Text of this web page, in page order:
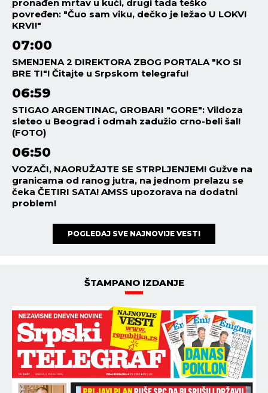
pronađen mrtav u kući, drugi tada teško
povređen: "Čuo sam viku, dečko je ležao U LOKVI
KRVI!"
07:00
SMENJENA 2 DIREKTORA ZBOG PORTALA "KO SI
BRE TI"! Čitajte u Srpskom telegrafu!
06:59
STIGAO ARGENTINAC, GROBARI "GORE": Vildoza
sleteo u Beograd i odmah zadužio crno-beli šal!
(FOTO)
06:50
VOZAČI, NAORUŽAJTE SE STRPLJENJEM! Gužve na
granicama od ranog jutra, na jednom prelazu se
čeka ČETIRI SATA! AMSS upozorava na dodatni
problem!
POGLEDAJ SVE NAJNOVIJE VESTI
ŠTAMPANO IZDANJE